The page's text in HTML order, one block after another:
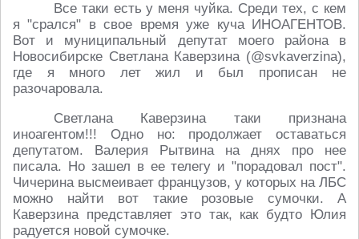
Все таки есть у меня чуйка. Среди тех, с кем
я "срался" в свое время уже куча ИНОАГЕНТОВ.
Вот и муниципальный депутат моего района в
Новосибирске Светлана Каверзина (@svkaverzina),
где я много лет жил и был прописан не
разочаровала.
Светлана Каверзина таки признана
иноагентом!!! Одно но: продолжает оставаться
депутатом. Валерия Рытвина на днях про нее
писала. Но зашел в ее телегу и "порадовал пост".
Чичерина высмеивает французов, у которых на ЛБС
можно найти вот такие розовые сумочки. А
Каверзина представляет это так, как будто Юлия
радуется новой сумочке.